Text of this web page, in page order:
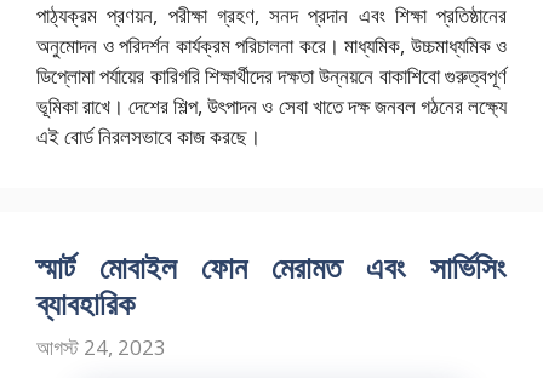
পাঠ্যক্রম প্রণয়ন, পরীক্ষা গ্রহণ, সনদ প্রদান এবং শিক্ষা প্রতিষ্ঠানের
অনুমোদন ও পরিদর্শন কার্যক্রম পরিচালনা করে। মাধ্যমিক, উচ্চমাধ্যমিক ও
ডিপ্লোমা পর্যায়ের কারিগরি শিক্ষার্থীদের দক্ষতা উন্নয়নে বাকাশিবো গুরুত্বপূর্ণ
ভূমিকা রাখে। দেশের শিল্প, উৎপাদন ও সেবা খাতে দক্ষ জনবল গঠনের লক্ষ্যে
এই বোর্ড নিরলসভাবে কাজ করছে।
স্মার্ট মোবাইল ফোন মেরামত এবং সার্ভিসিং
ব্যাবহারিক
আগস্ট 24, 2023